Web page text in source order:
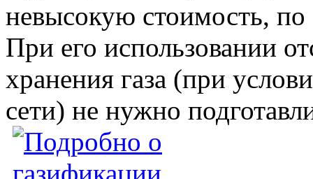
невысокую стоимость, по
При его использовании
хранения газа (при
сети) не нужно